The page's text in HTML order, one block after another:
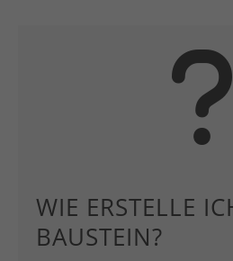
WIE ERSTELLE
BAUSTEIN?